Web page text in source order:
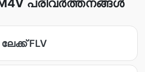
പരിവർത്തനങ്ങൾ
FLV